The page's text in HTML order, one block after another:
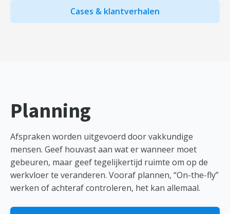
Cases & klantverhalen
Planning
Afspraken worden uitgevoerd door vakkundige
mensen. Geef houvast aan wat er wanneer moet
gebeuren, maar geef tegelijkertijd ruimte om op de
werkvloer te veranderen. Vooraf plannen, “On-the-fly”
werken of achteraf controleren, het kan allemaal.